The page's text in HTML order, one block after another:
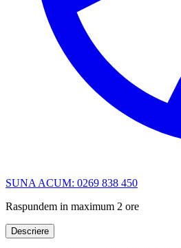
SUNA ACUM: 0269 838 450
Raspundem in maximum 2 ore
Descriere